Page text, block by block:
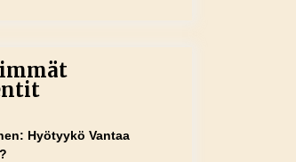
: Hyötyykö Vantaa